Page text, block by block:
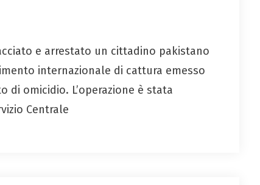
e arrestato un cittadino pakistano
internazionale di cattura emesso
omicidio. L’operazione è stata
Centrale